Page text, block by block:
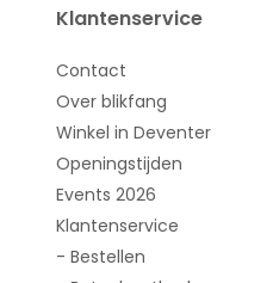
Merken
Alle merken
AYA & IDA
Klantenservice
Contact
Over blikfang
Winkel in Deventer
Openingstijden
Events 2026
Klantenservice
- Bestellen